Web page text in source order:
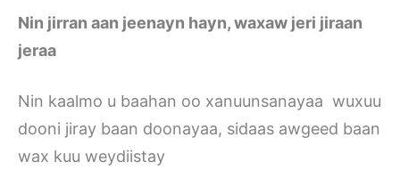
Nin jirran aan jeenayn hayn, waxaw jeri jiraan
jeraa
Nin kaalmo u baahan oo xanuunsanayaa wuxuu
dooni jiray baan doonayaa, sidaas awgeed baan
wax kuu weydiistay